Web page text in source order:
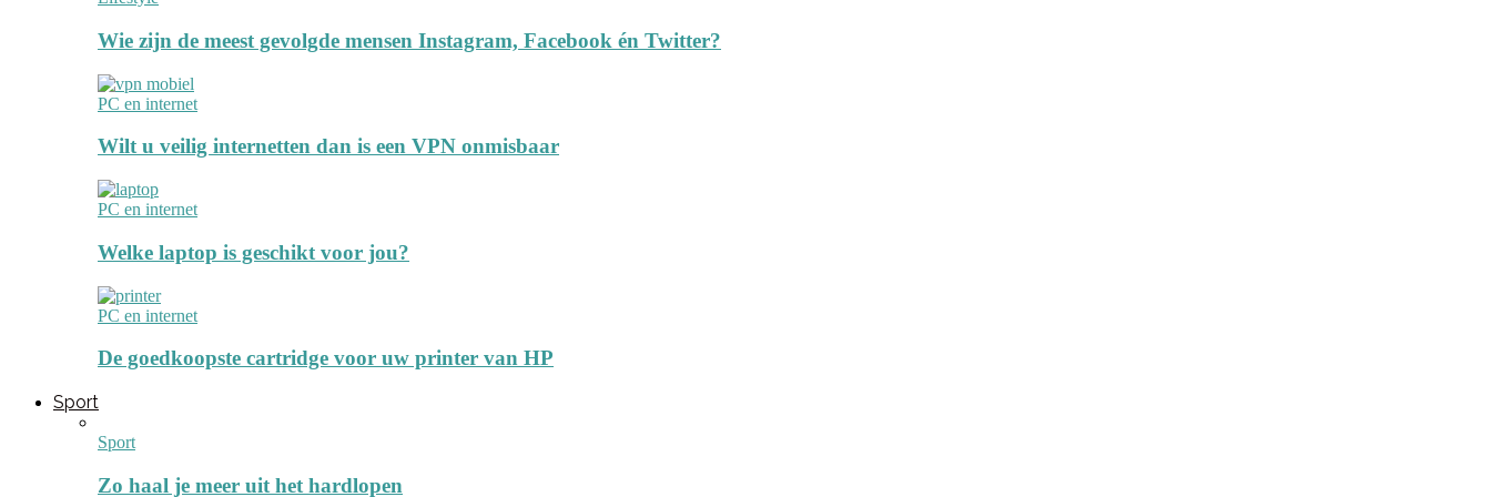
Wie zijn de meest gevolgde mensen Instagram, Facebook én Twitter?
PC en internet
Wilt u veilig internetten dan is een VPN onmisbaar
PC en internet
Welke laptop is geschikt voor jou?
PC en internet
De goedkoopste cartridge voor uw printer van HP
Sport
Sport
Zo haal je meer uit het hardlopen